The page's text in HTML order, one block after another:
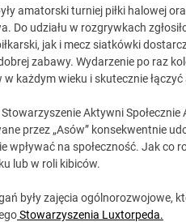
amatorski turniej piłki halowej
Do udziału w rozgrywkach
jak i mecz siatkówki
zabawy. Wydarzenie po raz
każdym wieku i skutecznie
Aktywni
przez „Asów” konsekwentnie
wpływać na społeczność. Jak co
lub w roli kibiców.
były zajęcia ogólnorozwojowe,
Stowarzyszenia Luxtorpeda.